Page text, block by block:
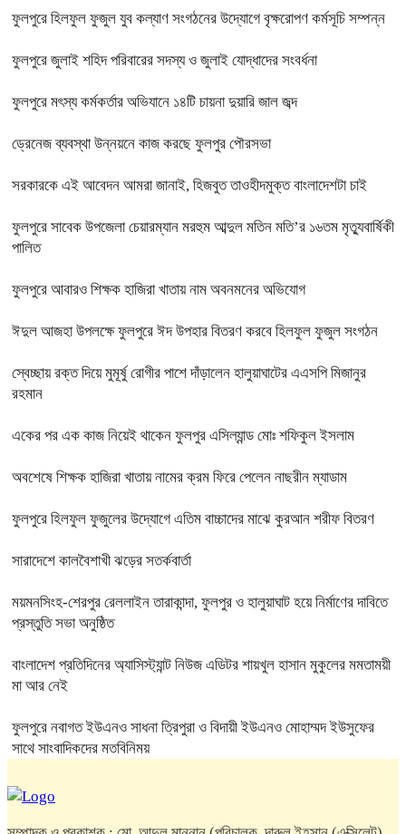
ফুলপুরে হিলফুল ফুজুল যুব কল্যাণ সংগঠনের উদ্যোগে বৃক্ষরোপণ কর্মসূচি সম্পন্ন
ফুলপুরে জুলাই শহিদ পরিবারের সদস্য ও জুলাই যোদ্ধাদের সংবর্ধনা
ফুলপুরে মৎস্য কর্মকর্তার অভিযানে ১৪টি চায়না দুয়ারি জাল জব্দ
ড্রেনেজ ব্যবস্থা উন্নয়নে কাজ করছে ফুলপুর পৌরসভা
সরকারকে এই আবেদন আমরা জানাই, হিজবুত তাওহীদমুক্ত বাংলাদেশটা চাই
ফুলপুরে সাবেক উপজেলা চেয়ারম্যান মরহুম আব্দুল মতিন মতি’র ১৬তম মৃত্যুবার্ষিকী
পালিত
ফুলপুরে আবারও শিক্ষক হাজিরা খাতায় নাম অবনমনের অভিযোগ
ঈদুল আজহা উপলক্ষে ফুলপুরে ঈদ উপহার বিতরণ করবে হিলফুল ফুজুল সংগঠন
স্বেচ্ছায় রক্ত দিয়ে মুমূর্ষু রোগীর পাশে দাঁড়ালেন হালুয়াঘাটের এএসপি মিজানুর
রহমান
একের পর এক কাজ নিয়েই থাকেন ফুলপুর এসিল্যান্ড মোঃ শফিকুল ইসলাম
অবশেষে শিক্ষক হাজিরা খাতায় নামের ক্রম ফিরে পেলেন নাছরীন ম্যাডাম
ফুলপুরে হিলফুল ফুজুলের উদ্যোগে এতিম বাচ্চাদের মাঝে কুরআন শরীফ বিতরণ
সারাদেশে কালবৈশাখী ঝড়ের সতর্কবার্তা
ময়মনসিংহ-শেরপুর রেললাইন তারাকান্দা, ফুলপুর ও হালুয়াঘাট হয়ে নির্মাণের দাবিতে
প্রস্তুতি সভা অনুষ্ঠিত
বাংলাদেশ প্রতিদিনের অ্যাসিস্ট্যান্ট নিউজ এডিটর শায়খুল হাসান মুকুলের মমতাময়ী
মা আর নেই
ফুলপুরে নবাগত ইউএনও সাধনা ত্রিপুরা ও বিদায়ী ইউএনও মোহাম্মদ ইউসুফের
সাথে সাংবাদিকদের মতবিনিময়